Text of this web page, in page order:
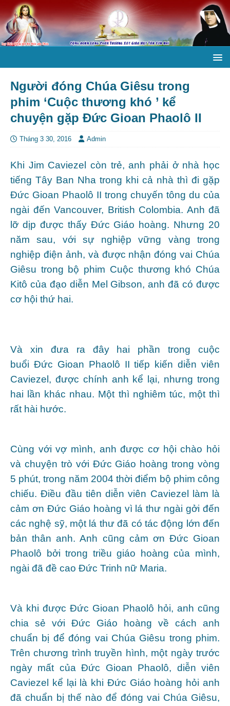
Người đóng Chúa Giêsu trong
phim ‘Cuộc thương khó ’ kể
chuyện gặp Đức Gioan Phaolô II
Tháng 3 30, 2016 Admin
Khi Jim Caviezel còn trẻ, anh phải ở nhà học
tiếng Tây Ban Nha trong khi cả nhà thì đi gặp
Đức Gioan Phaolô II trong chuyến tông du của
ngài đến Vancouver, British Colombia. Anh đã
lỡ dịp được thấy Đức Giáo hoàng. Nhưng 20
năm sau, với sự nghiệp vững vàng trong
nghiệp điện ảnh, và được nhận đóng vai Chúa
Giêsu trong bộ phim Cuộc thương khó Chúa
Kitô của đạo diễn Mel Gibson, anh đã có được
cơ hội thứ hai.
Và xin đưa ra đây hai phần trong cuộc
buổi Đức Gioan Phaolô II tiếp kiến diễn viên
Caviezel, được chính anh kể lại, nhưng trong
hai lần khác nhau. Một thì nghiêm túc, một thì
rất hài hước.
Cùng với vợ mình, anh được cơ hội chào hỏi
và chuyện trò với Đức Giáo hoàng trong vòng
5 phút, trong năm 2004 thời điểm bộ phim công
chiếu. Điều đầu tiên diễn viên Caviezel làm là
cảm ơn Đức Giáo hoàng vì lá thư ngài gởi đến
các nghệ sỹ, một lá thư đã có tác động lớn đến
bản thân anh. Anh cũng cảm ơn Đức Gioan
Phaolô bởi trong triều giáo hoàng của mình,
ngài đã đề cao Đức Trinh nữ Maria.
Và khi được Đức Gioan Phaolô hỏi, anh cũng
chia sẻ với Đức Giáo hoàng về cách anh
chuẩn bị để đóng vai Chúa Giêsu trong phim.
Trên chương trình truyền hình, một ngày trước
ngày mất của Đức Gioan Phaolô, diễn viên
Caviezel kể lại là khi Đức Giáo hoàng hỏi anh
đã chuẩn bị thế nào để đóng vai Chúa Giêsu,